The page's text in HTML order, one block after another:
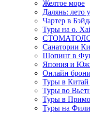
Желтое море
Далянь: лето
Чартер в
Туры на о.
Санатории
Шопинг в
Япония и
Онлайн
Туры в Китай
Туры во
Туры в
Туры на